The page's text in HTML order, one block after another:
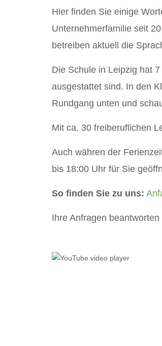
Hier finden Sie einige
Unternehmerfamilie seit
betreiben aktuell die
Die Schule in Leipzig hat
ausgestattet sind. In den
Rundgang unten und
Mit ca. 30 freiberuflichen
Auch währen der
bis 18:00 Uhr für Sie
So finden Sie zu uns:
Ihre Anfragen